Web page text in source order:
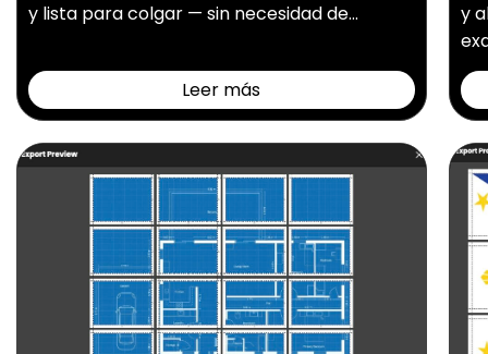
y lista para colgar — sin necesidad de...
Leer más
y